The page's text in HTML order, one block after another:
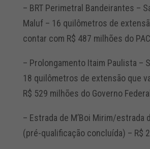
– BRT Perimetral Bandeirantes –
Maluf – 16 quilômetros de
contar com R$ 487 milhões do
– Prolongamento Itaim Paulista –
18 quilômetros de extensão que
R$ 529 milhões do Governo
– Estrada de M’Boi Mirim/estrada
(pré-qualificação concluída) – R$